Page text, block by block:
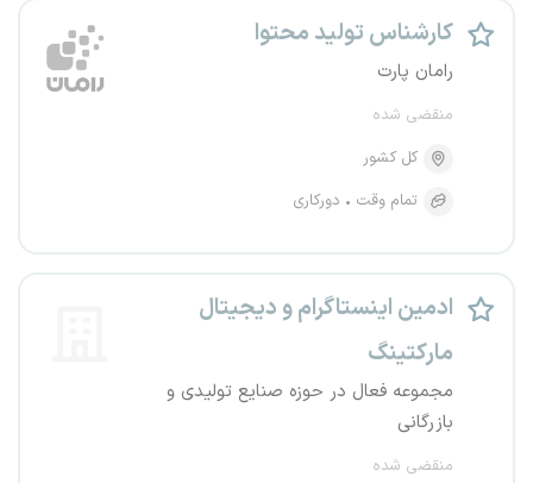
کارشناس تولید محتوا
رامان پارت
منقضی شده
کل کشور
تمام وقت
دورکاری
ادمین اینستاگرام و دیجیتال
مارکتینگ
مجموعه فعال در حوزه صنایع تولیدی و
بازرگانی
منقضی شده